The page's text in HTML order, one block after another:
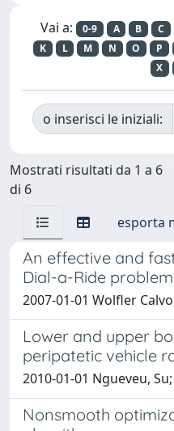
Vai a: 0-9 A B C
K
L M N O P
X
o inserisci le iniziali:
Mostrati risultati da 1 a 6
di 6
esporta
An effective and
Dial-a-Ride problem
2007-01-01 Wolfler
Lower and upper
peripatetic vehicle
2010-01-01 Ngueveu,
Nonsmooth